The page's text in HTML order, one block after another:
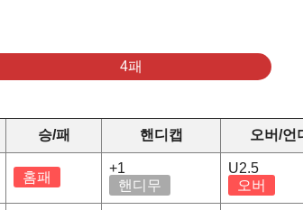
4패
승/패 핸디캡 오버/언
홈패
+1
핸디무
U2.5
오버